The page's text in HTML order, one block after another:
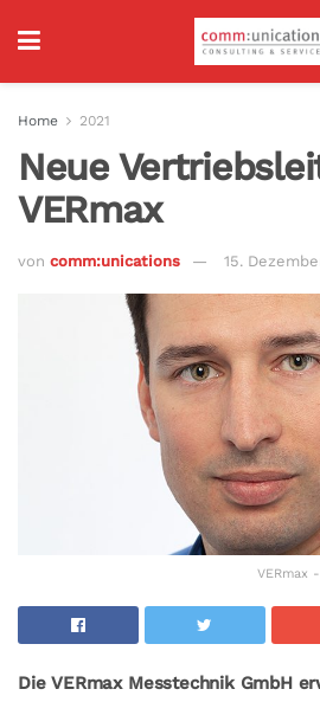
Home 2021
Neue
VERmax
von comm:unications 15.
VERmax
Die VERmax Messtechnik GmbH